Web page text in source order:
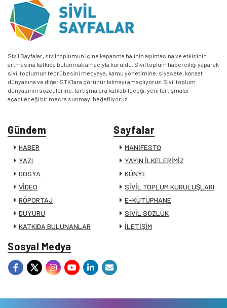
Sivil Sayfalar, sivil toplumun içine kapanma halinin aşılmasına ve etkisinin
artmasına katkıda bulunmak amacıyla kuruldu. Sivil toplum haberciliği yaparak
sivil toplumun tecrübesini medyaya, kamu yönetimine, siyasete, kanaat
dünyasına ve diğer STK’lara görünür kılmayı amaçlıyoruz. Sivil toplum
dünyasının sözcülerine, tartışmalara katılabileceği, yeni tartışmalar
açabileceği bir mecra sunmayı hedefliyoruz.
Gündem
HABER
YAZI
DOSYA
VİDEO
RÖPORTAJ
DUYURU
KATKIDA BULUNANLAR
Sayfalar
MANİFESTO
YAYIN İLKELERİMİZ
KÜNYE
SİVİL TOPLUM KURULUŞLARI
E-KÜTÜPHANE
SİVİL SÖZLÜK
İLETİŞİM
Sosyal Medya